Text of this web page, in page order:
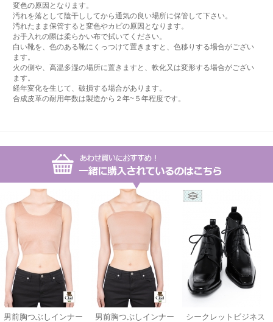
変色の原因となります。
汚れを落として陰干ししてから通気の良い場所に保管して下さい。
汚れたまま保管すると変色やカビの原因となります。
お手入れの際は柔らかい布で拭いてください。
白い靴を、色のある靴にくっつけて置きますと、色移りする場合がござい
ます。
火の側や、高温多湿の場所に置きますと、軟化又は変形する場合がござい
ます。
経年変化を生じて、破損する場合があります。
合成皮革の耐用年数は製造から２年~５年程度です。
男前胸つぶしインナー
男前胸つぶしインナー
シークレットビジネス